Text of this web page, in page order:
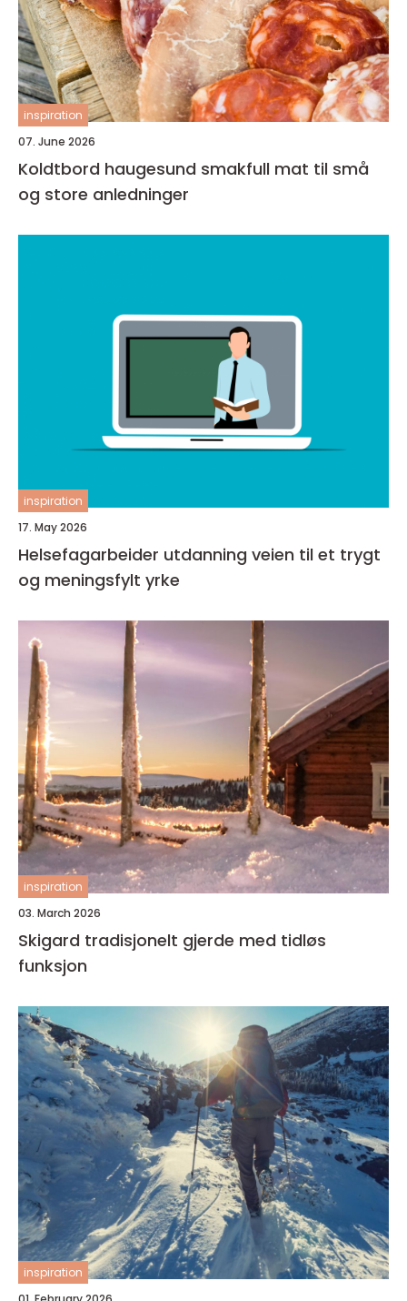
inspiration
07. June 2026
Koldtbord haugesund smakfull mat til små
og store anledninger
inspiration
17. May 2026
Helsefagarbeider utdanning veien til et trygt
og meningsfylt yrke
inspiration
03. March 2026
Skigard tradisjonelt gjerde med tidløs
funksjon
inspiration